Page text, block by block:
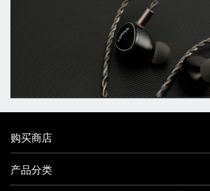
购买商店
产品分类